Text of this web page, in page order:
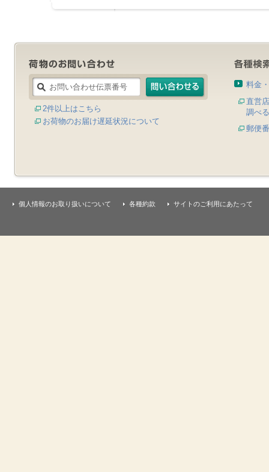
2件以上はこちら
お荷物のお届け遅延状況について
料金
直営
調べる
郵便
個人情報のお取り扱いについて 各種約款 サイトのご利用にあたって